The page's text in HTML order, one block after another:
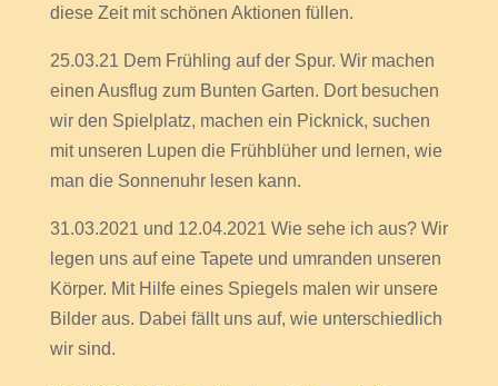
diese Zeit mit schönen Aktionen füllen.
25.03.21 Dem Frühling auf der Spur. Wir machen
einen Ausflug zum Bunten Garten. Dort besuchen
wir den Spielplatz, machen ein Picknick, suchen
mit unseren Lupen die Frühblüher und lernen, wie
man die Sonnenuhr lesen kann.
31.03.2021 und 12.04.2021 Wie sehe ich aus? Wir
legen uns auf eine Tapete und umranden unseren
Körper. Mit Hilfe eines Spiegels malen wir unsere
Bilder aus. Dabei fällt uns auf, wie unterschiedlich
wir sind.